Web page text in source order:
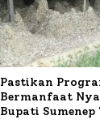
Pastikan
Bermanfaat
Bupati